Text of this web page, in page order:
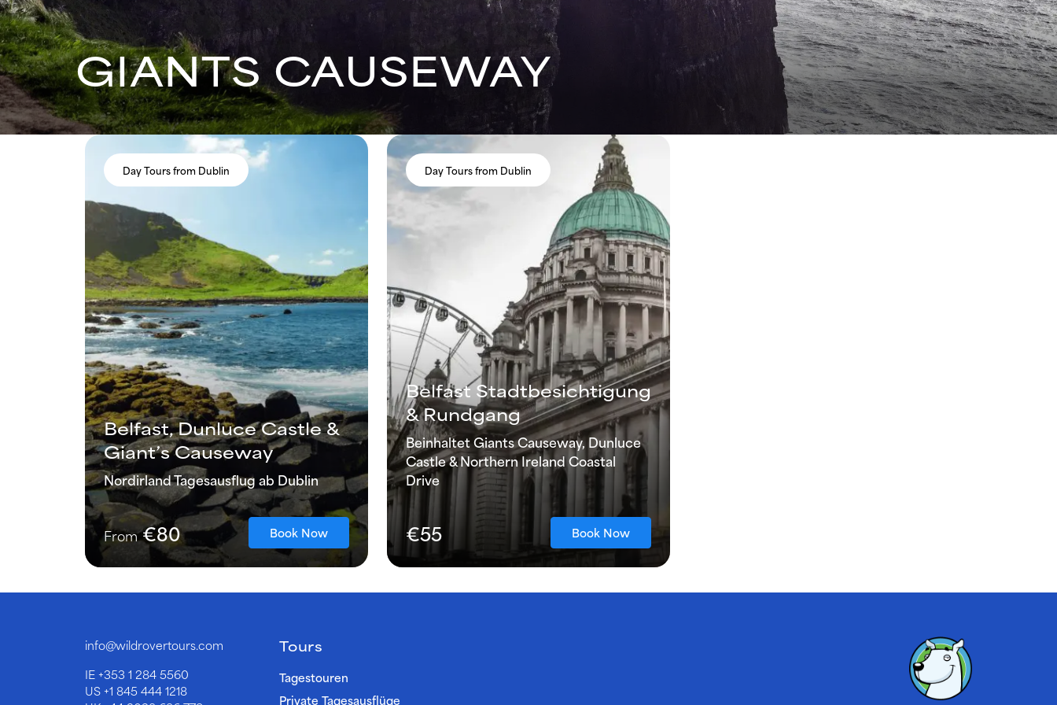
GIANTS CAUSEWAY
Day Tours from Dublin
Belfast, Dunluce Castle &
Giant’s Causeway
Nordirland Tagesausflug ab Dublin
From€80 Book Now
Day Tours from Dublin
Belfast Stadtbesichtigung
& Rundgang
Beinhaltet Giants Causeway, Dunluce
Castle & Northern Ireland Coastal
Drive
€55 Book Now
info@wildrovertours.com
IE+353 1 284 5560
US+1 845 444 1218
Tours
Tagestouren
Private Tagesausflüge